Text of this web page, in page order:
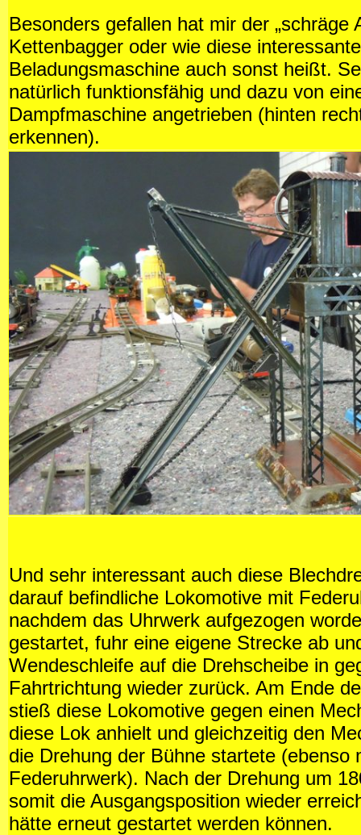
Besonders gefallen hat mir der „schräge
Kettenbagger oder wie diese interessante
Beladungsmaschine auch sonst heißt.
natürlich funktionsfähig und dazu von
Dampfmaschine angetrieben (hinten
erkennen).
Und sehr interessant auch diese
darauf befindliche Lokomotive mit
nachdem das Uhrwerk aufgezogen
gestartet, fuhr eine eigene Strecke ab
Wendeschleife auf die Drehscheibe in
Fahrtrichtung wieder zurück. Am Ende
stieß diese Lokomotive gegen einen
diese Lok anhielt und gleichzeitig den
die Drehung der Bühne startete (ebenso
Federuhrwerk). Nach der Drehung um
somit die Ausgangsposition wieder
hätte erneut gestartet werden können.